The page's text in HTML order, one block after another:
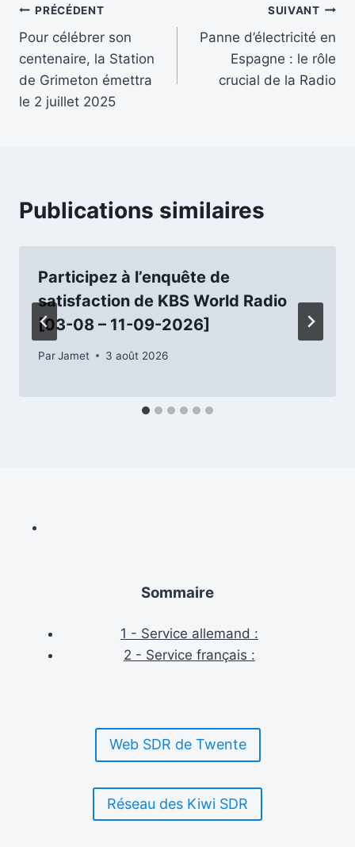
Navigation
de
l’article
PRÉCÉDENT
Pour célébrer son
centenaire, la Station
de Grimeton émettra
le 2 juillet 2025
SUIVANT
Panne d’électricité en
Espagne : le rôle
crucial de la Radio
Publications similaires
Participez à l’enquête de
satisfaction de KBS World Radio
[03-08 – 11-09-2026]
ParJamet 3 août 2026
Sommaire
1 - Service allemand :
2 - Service français :
Web SDR de Twente
Réseau des Kiwi SDR